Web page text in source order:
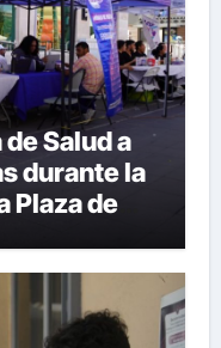
Salud a
durante la
Plaza de